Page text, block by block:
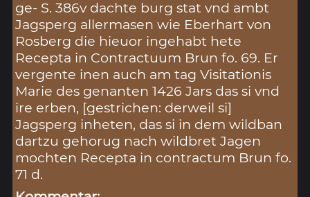
ge- S. 386v dachte burg stat vnd ambt
Jagsperg allermasen wie Eberhart von
Rosberg die hieuor ingehabt hete
Recepta in Contractuum Brun fo. 69. Er
vergente inen auch am tag Visitationis
Marie des genanten 1426 Jars das si vnd
ire erben, [gestrichen: derweil si]
Jagsperg inheten, das si in dem wildban
dartzu gehorug nach wildbret Jagen
mochten Recepta in contractum Brun fo.
71 d.